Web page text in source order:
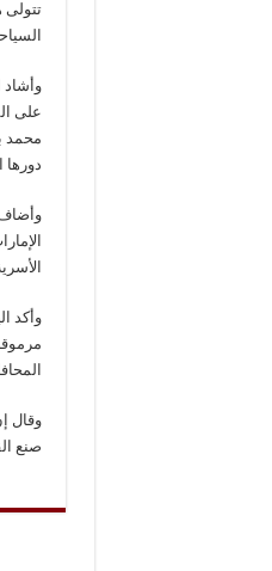
وأشاد
على
محمد
دورها
وأضاف
وأكد
وقال
صنع